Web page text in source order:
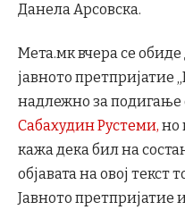
Данела Арсовска.
Мета.мк вчера се
јавното претпријатие
надлежно за подигање
Сабахудин Рустеми, но
кажа дека бил на
објавата на овој текст
Јавното